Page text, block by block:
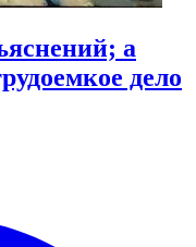
а
дело